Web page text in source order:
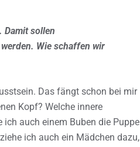
Damit sollen
Wie schaffen wir
Das fängt schon bei mir
Kopf? Welche innere
auch einem Buben die Puppe
ich auch ein Mädchen dazu,